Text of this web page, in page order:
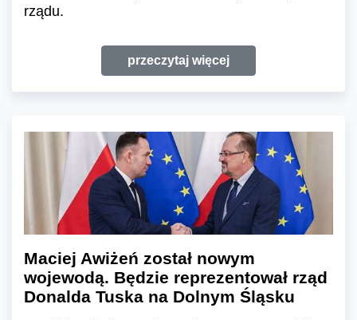
rządu.
przeczytaj więcej
Maciej Awiżeń został nowym
wojewodą. Będzie reprezentował rząd
Donalda Tuska na Dolnym Śląsku